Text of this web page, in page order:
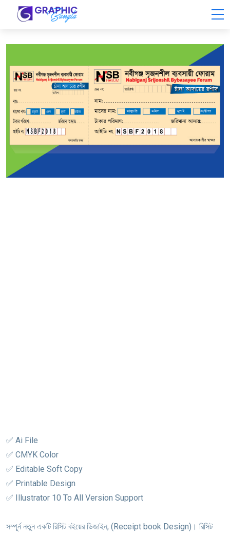
✅ Ai File
✅ CMYK Color
✅ Editable Soft Copy
✅ Printable Design
✅ Illustrator 10 To All Version Support
সম্পূর্ন নতুন একটি রিসিট বইয়ের ডিজাইন, (Receipt book Design)। রিসিট